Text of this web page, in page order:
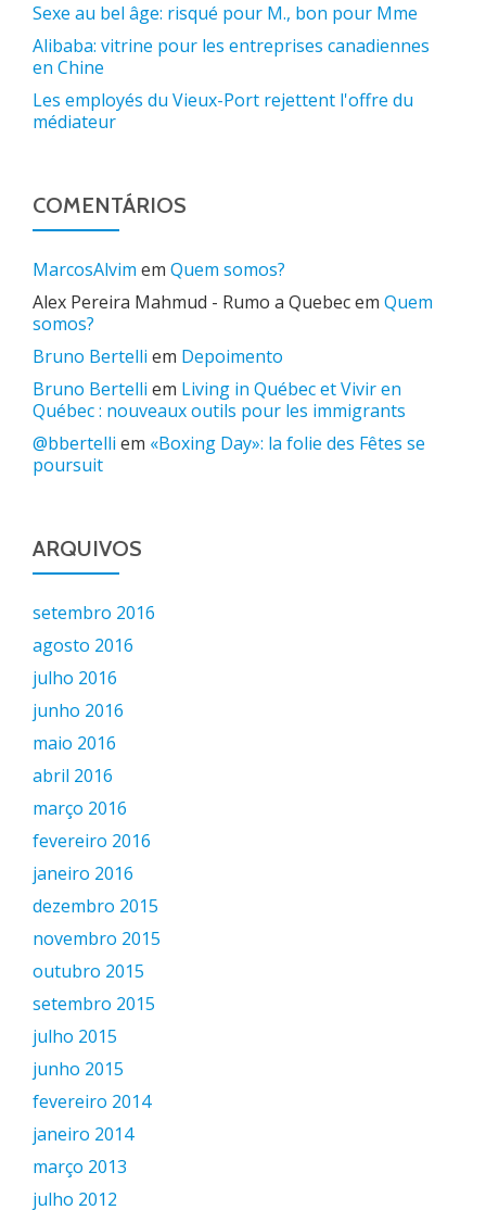
Sexe au bel âge: risqué pour M., bon pour Mme
Alibaba: vitrine pour les entreprises canadiennes
en Chine
Les employés du Vieux-Port rejettent l'offre du
médiateur
COMENTÁRIOS
MarcosAlvim em Quem somos?
Alex Pereira Mahmud - Rumo a Quebecem Quem
somos?
Bruno Bertelli em Depoimento
Bruno Bertelli em Living in Québec et Vivir en
Québec : nouveaux outils pour les immigrants
@bbertelli em «Boxing Day»: la folie des Fêtes se
poursuit
ARQUIVOS
setembro 2016
agosto 2016
julho 2016
junho 2016
maio 2016
abril 2016
março 2016
fevereiro 2016
janeiro 2016
dezembro 2015
novembro 2015
outubro 2015
setembro 2015
julho 2015
junho 2015
fevereiro 2014
janeiro 2014
março 2013
julho 2012